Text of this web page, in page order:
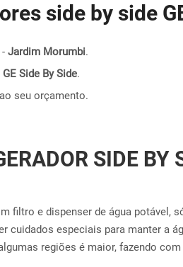
side by side
Jardim Morumbi.
Side By Side.
seu orçamento.
SIDE BY
filtro e dispenser de água potável,
cuidados especiais para manter a
regiões é maior, fazendo